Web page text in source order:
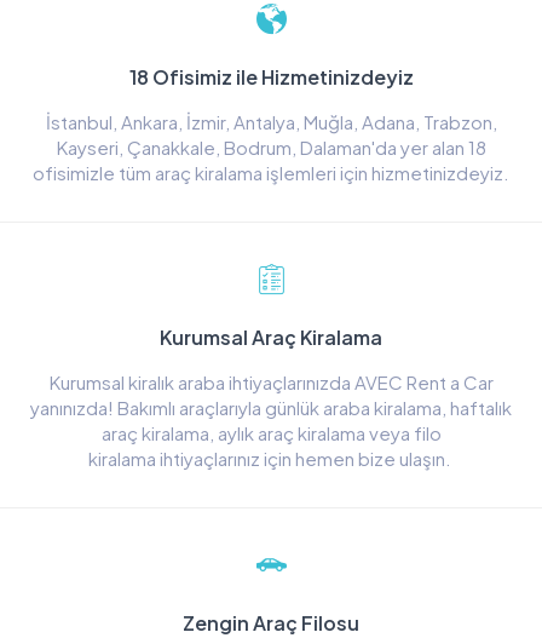
18 Ofisimiz ile Hizmetinizdeyiz
İstanbul, Ankara, İzmir, Antalya, Muğla, Adana, Trabzon,
Kayseri, Çanakkale, Bodrum, Dalaman'da yer alan 18
ofisimizle tüm araç kiralama işlemleri için hizmetinizdeyiz.
Kurumsal Araç Kiralama
Kurumsal kiralık araba ihtiyaçlarınızda AVEC Rent a Car
yanınızda! Bakımlı araçlarıyla günlük araba kiralama, haftalık
araç kiralama, aylık araç kiralama veya filo
kiralama ihtiyaçlarınız için hemen bize ulaşın.
Zengin Araç Filosu